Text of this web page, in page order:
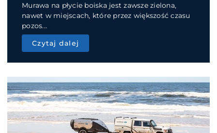
Murawa na płycie boiska jest zawsze zielona,
nawet w miejscach, które przez większość czasu
pozos...
Czytaj dalej